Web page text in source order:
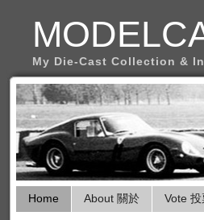
My Die-Cast Collection &
Home About 關於 Vote 投